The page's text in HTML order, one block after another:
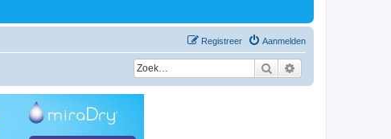
Aanmelden
Registreer
Zoek